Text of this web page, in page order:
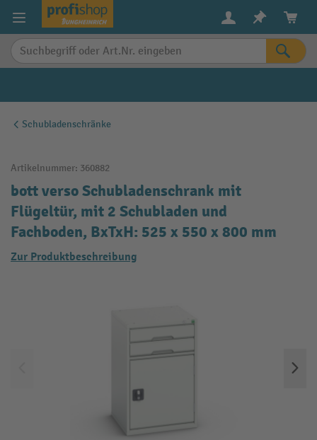
springen
Schubladenschränke
Artikelnummer: 360882
bott verso Schubladenschrank mit
Flügeltür, mit 2 Schubladen und
Fachboden, BxTxH: 525 x 550 x 800 mm
Zur Produktbeschreibung